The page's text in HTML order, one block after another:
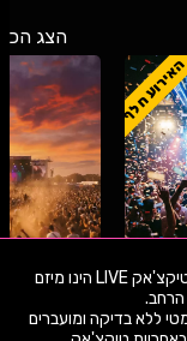
טיקצ'אק LIVE הינו מיזם
ללא בדיקה ומועברים
הצג הכל
חלף
24.7.26